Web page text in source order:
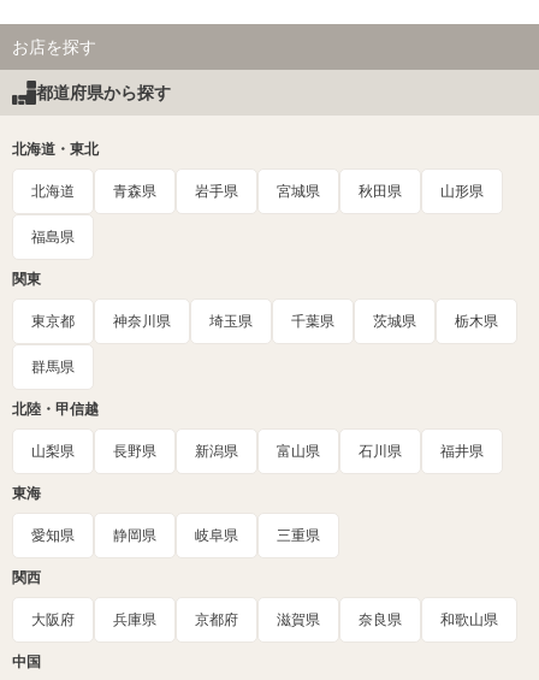
お店を探す
都道府県から探す
北海道・東北
北海道 青森県 岩手県 宮城県 秋田県 山形県
福島県
関東
東京都 神奈川県 埼玉県 千葉県 茨城県 栃木県
群馬県
北陸・甲信越
山梨県 長野県 新潟県 富山県 石川県 福井県
東海
愛知県 静岡県 岐阜県 三重県
関西
大阪府 兵庫県 京都府 滋賀県 奈良県 和歌山県
中国